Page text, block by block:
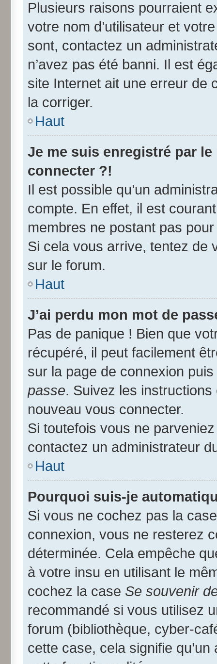
Plusieurs raisons pourraient
votre nom d’utilisateur et
sont, contactez un
n’avez pas été banni. Il est
site Internet ait une erreur de
la corriger.
Haut
Je me suis enregistré par
connecter ?!
Il est possible qu’un
compte. En effet, il est
membres ne postant pas
Si cela vous arrive, tentez de
sur le forum.
Haut
J’ai perdu mon mot de
Pas de panique ! Bien que
récupéré, il peut facilement
sur la page de connexion
passe. Suivez les
nouveau vous connecter.
Si toutefois vous ne
contactez un administrateur
Haut
Pourquoi suis-je
Si vous ne cochez pas la
connexion, vous ne resterez
déterminée. Cela empêche
à votre insu en utilisant le
cochez la case Se souvenir
recommandé si vous utilisez
forum (bibliothèque, cyber-
cette case, cela signifie